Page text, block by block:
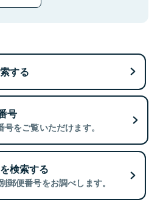
する
号
をご覧いただけます。
検索する
郵便番号をお調べします。